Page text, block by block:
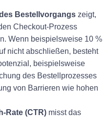
Bestellvorgangs zeigt,
Checkout-Prozess
Wenn beispielsweise 10 %
nicht abschließen, besteht
beispielsweise
des Bestellprozesses
von Barrieren wie hohen
Rate (CTR) misst das